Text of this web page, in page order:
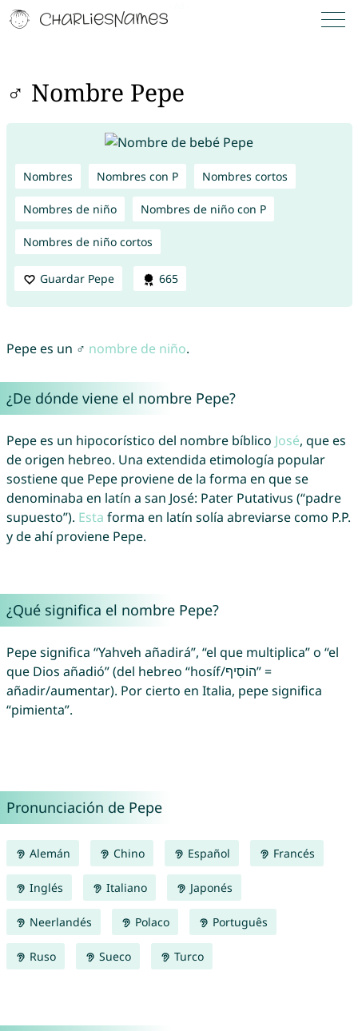
♂ Nombre Pepe
Nombres Nombres con P Nombres cortos
Nombres de niño Nombres de niño con P
Nombres de niño cortos
Guardar Pepe 665
Pepe es un ♂ nombre de niño.
¿De dónde viene el nombre Pepe?
Pepe es un hipocorístico del nombre bíblico José, que es
de origen hebreo. Una extendida etimología popular
sostiene que Pepe proviene de la forma en que se
denominaba en latín a san José: Pater Putativus (“padre
supuesto”). Esta forma en latín solía abreviarse como P.P.
y de ahí proviene Pepe.
¿Qué significa el nombre Pepe?
Pepe significa “Yahveh añadirá”, “el que multiplica” o “el
que Dios añadió” (del hebreo “hosíf/הוֹסִיף” =
añadir/aumentar). Por cierto en Italia, pepe significa
“pimienta”.
Pronunciación de Pepe
Alemán Chino Español Francés
Inglés Italiano Japonés
Neerlandés Polaco Português
Ruso Sueco Turco